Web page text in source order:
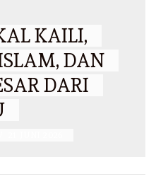
KAILI,
DAN
DARI